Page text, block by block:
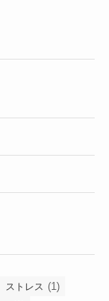
ストレス (1)